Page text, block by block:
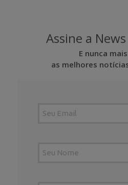
Assine a
E nunca
as melhores